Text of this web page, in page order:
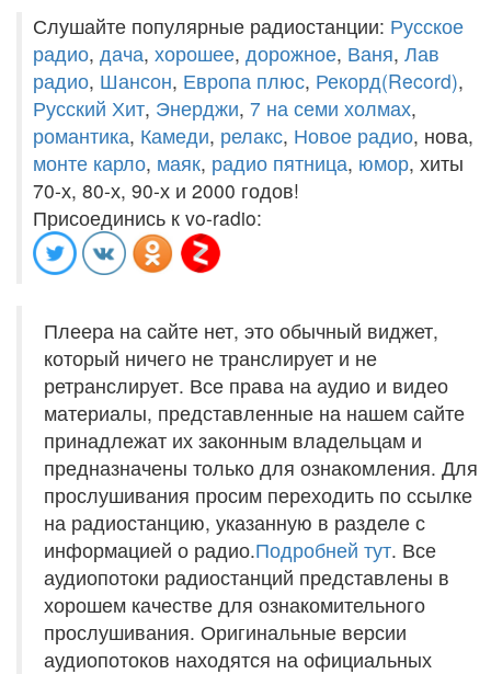
Слушайте популярные радиостанции: Русское
радио, дача, хорошее, дорожное, Ваня, Лав
радио, Шансон, Европа плюс, Рекорд(Record),
Русский Хит, Энерджи, 7 на семи холмах,
романтика, Камеди, релакс, Новое радио, нова,
монте карло, маяк, радио пятница, юмор, хиты
70-х, 80-х, 90-х и 2000 годов!
Присоединись к vo-radio:
Плеера на сайте нет, это обычный виджет,
который ничего не транслирует и не
ретранслирует. Все права на аудио и видео
материалы, представленные на нашем сайте
принадлежат их законным владельцам и
предназначены только для ознакомления. Для
прослушивания просим переходить по ссылке
на радиостанцию, указанную в разделе с
информацией о радио.Подробней тут. Все
аудиопотоки радиостанций представлены в
хорошем качестве для ознакомительного
прослушивания. Оригинальные версии
аудиопотоков находятся на официальных